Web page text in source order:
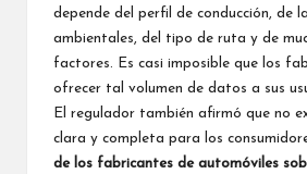
depende del perfil de conducción, de
ambientales, del tipo de ruta y de
factores. Es casi imposible que los
ofrecer tal volumen de datos a sus
El regulador también afirmó que no
clara y completa para los
de los fabricantes de automóviles